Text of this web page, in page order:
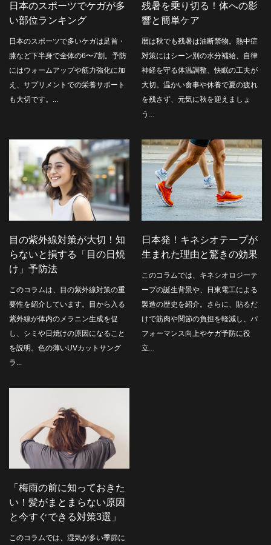
日本のスポーツでケガが多
い部位ランキング
日本のスポーツで多いケガは足首・
膝など下半身で全体の6〜7割。予防
にはウォームアップや筋力強化に加
え、サプリメントでの栄養サポート
も大切です。...
残暑を乗り切る！体への影
響と簡単ケア
暦は秋でも残暑は油断禁物。熱中症
対策にはシーン別の水分補給、自律
神経を守る体温調整、快眠の工夫が
大切。温かい食事や休養で夏の疲れ
を残さず、元気に秋を迎えましょ
う...
目の紫外線対策が大切！知
らないと損する「目の日焼
け」予防法
このコラムは、目の紫外線対策の重
要性を紹介しています。目から入る
紫外線が体内のメラニン生成を促
し、シミや日焼けの原因になること
を説明。色の薄いUVカットサング
ラ...
日本発！キネシオテープが
生まれた理由と驚きの効果
このコラムでは、キネシオロジーテ
ープの誕生背景や、日東電工による
製造の歴史を紹介。さらに、貼るだ
けで筋肉や関節の負担を軽減し、パ
フォーマンス向上やケガ予防に役
立...
「梅雨の前に知っておきた
い！髪がまとまらない原因
と今すぐできる対策3選」
このコラムでは、湿気が多い季節に